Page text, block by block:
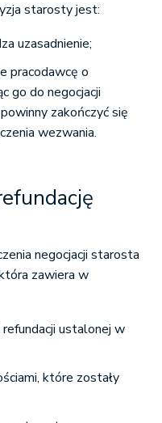
starosty jest:
uzasadnienie;
pracodawcę o
go do negocjacji
zakończyć się
wezwania.
negocjacji starosta
zawiera w
ustalonej w
które zostały